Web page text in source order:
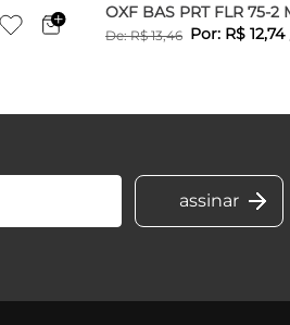
OXF BAS PRT FLR 75-2
De:R$ 13,46 Por: R$ 12,74